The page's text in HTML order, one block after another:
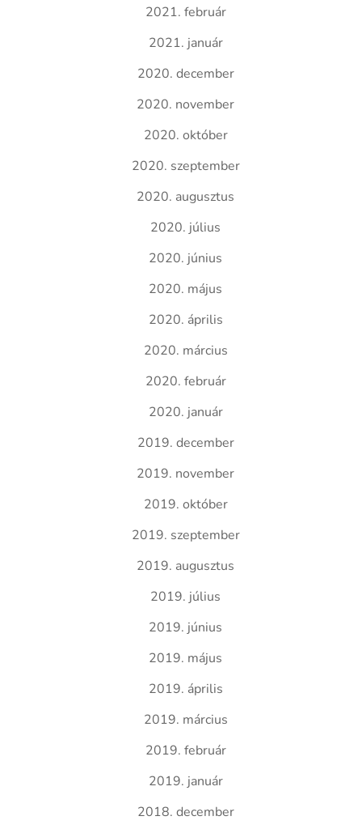
2021. február
2021. január
2020. december
2020. november
2020. október
2020. szeptember
2020. augusztus
2020. július
2020. június
2020. május
2020. április
2020. március
2020. február
2020. január
2019. december
2019. november
2019. október
2019. szeptember
2019. augusztus
2019. július
2019. június
2019. május
2019. április
2019. március
2019. február
2019. január
2018. december